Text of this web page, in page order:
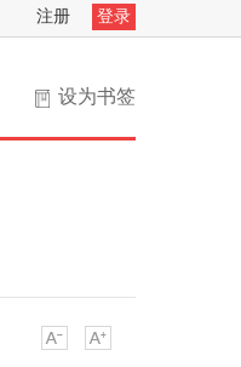
注册 登录
设为书签